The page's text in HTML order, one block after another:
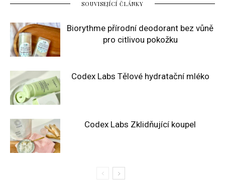
SOUVISEJÍCÍ ČLÁNKY
Biorythme přírodní deodorant bez vůně
pro citlivou pokožku
Codex Labs Tělové hydratační mléko
Codex Labs Zklidňující koupel